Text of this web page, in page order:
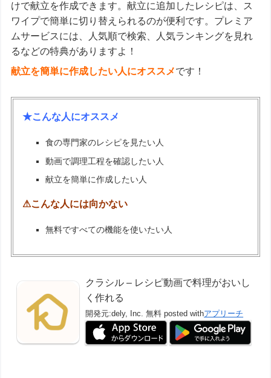
けで献立を作成できます。献立に追加したレシピは、ス
ワイプで簡単に切り替えられるのが便利です。プレミア
ムサービスには、人気順で検索、人気ランキングを見れ
るなどの特典がありますよ！
献立を簡単に作成したい人にオススメです！
★こんな人にオススメ
食の専門家のレシピを見たい人
動画で調理工程を確認したい人
献立を簡単に作成したい人
⚠こんな人には向かない
無料ですべての機能を使いたい人
クラシル – レシピ動画で料理がおいし
く作れる
開発元:dely, Inc. 無料 posted withアプリーチ